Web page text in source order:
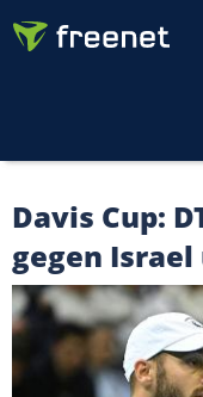
Davis Cup:
gegen Israel